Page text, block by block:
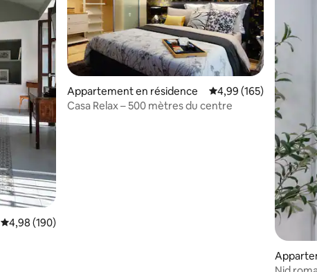
Évaluation moyenne sur la base de 190 commentaires : 4,98 sur 5
4,98 (190)
Appartement en résidence Évaluation moyenne
4,99 (165)
Casa Relax – 500 mètres du centre